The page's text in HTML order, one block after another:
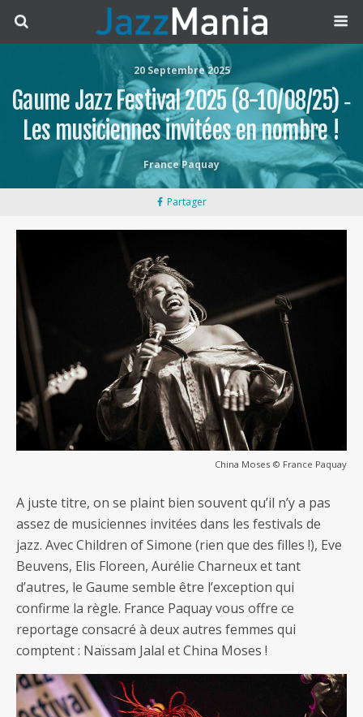
20 Septembre 2025
Gaume Jazz Festival 2025 (8-10/08/25) ‐
Les musiciennes invitées en nombre !
France Paquay
Partager
China Moses © France Paquay
A juste titre, on se plaint bien souvent qu’il n’y a pas
assez de musiciennes invitées dans les festivals de
jazz. Avec Children of Simone (rien que des filles !), Eve
Beuvens, Elis Floreen, Aurélie Charneux et tant
d’autres, le Gaume semble être l’exception qui
confirme la règle. France Paquay vous offre ce
reportage consacré à deux autres femmes qui
comptent : Naïssam Jalal et China Moses !